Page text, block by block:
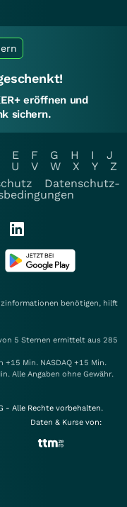
eröffnen und
sichern.
E F G H I
J
U V W X Y
Z
Datenschutz-
benötigen, hilft
5 Sternen ermittelt aus 285
Min. NASDAQ +15 Min.
Alle Angaben ohne Gewähr.
- Alle Rechte vorbehalten.
Daten & Kurse von: